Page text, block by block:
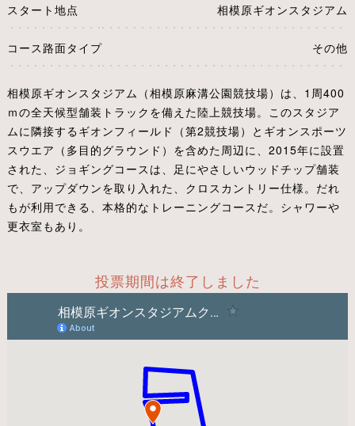
スタート地点 相模原ギオンスタジアム
コース路面タイプ その他
相模原ギオンスタジアム（相模原麻溝公園競技場）は、1周400
ｍの全天候型舗装トラックを備えた陸上競技場。このスタジア
ムに隣接するギオンフィールド（第2競技場）とギオンスポーツ
スウエア（多目的グラウンド）を含めた周辺に、2015年に設置
された、ジョギングコースは、足にやさしいウッドチップ舗装
で、アップダウンを取り入れた、クロスカントリー仕様。だれ
もが利用できる、本格的なトレーニングコースだ。シャワーや
更衣室もあり。
投票期間は終了しました